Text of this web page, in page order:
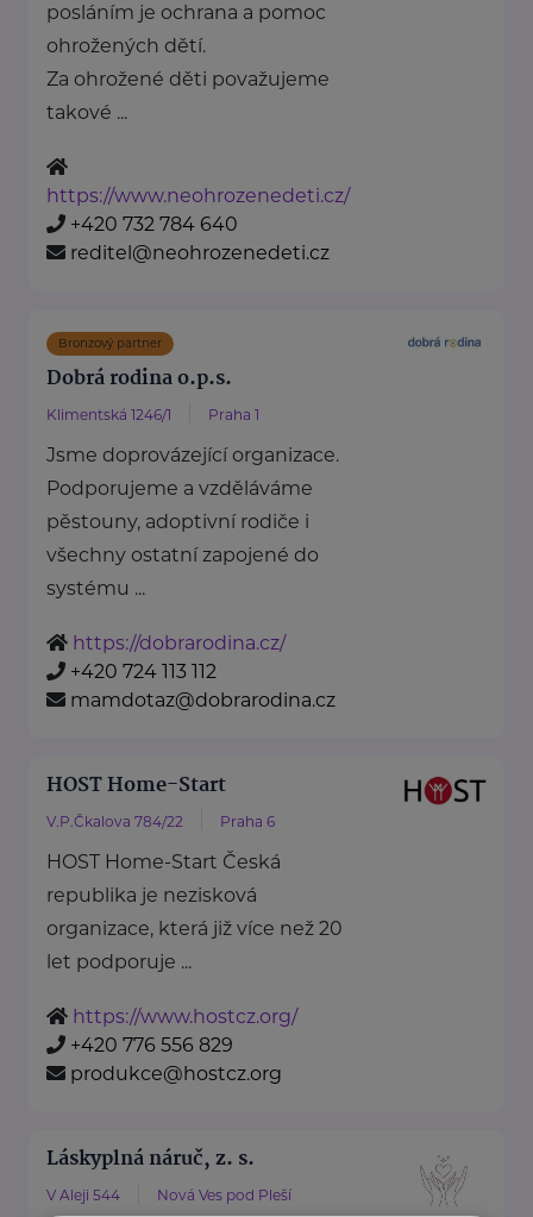
posláním je ochrana a pomoc
ohrožených dětí.
Za ohrožené děti považujeme
takové ...
https://www.neohrozenedeti.cz/
+420 732 784 640
reditel@neohrozenedeti.cz
Bronzový partner
Dobrá rodina o.p.s.
Klimentská 1246/1 Praha 1
Jsme doprovázející organizace.
Podporujeme a vzděláváme
pěstouny, adoptivní rodiče i
všechny ostatní zapojené do
systému ...
https://dobrarodina.cz/
+420 724 113 112
mamdotaz@dobrarodina.cz
HOST Home-Start
V.P.Čkalova 784/22 Praha 6
HOST Home-Start Česká
republika je nezisková
organizace, která již více než 20
let podporuje ...
https://www.hostcz.org/
+420 776 556 829
produkce@hostcz.org
Láskyplná náruč, z. s.
V Aleji 544 Nová Ves pod Pleší